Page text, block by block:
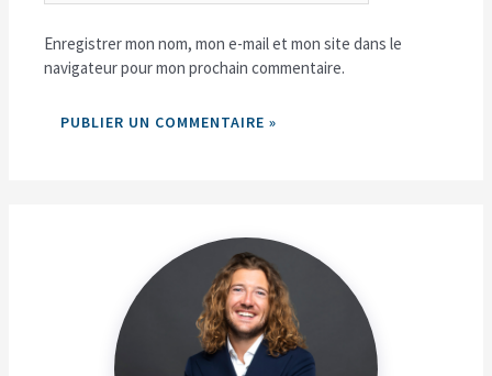
Enregistrer mon nom, mon e-mail et mon site dans le
navigateur pour mon prochain commentaire.